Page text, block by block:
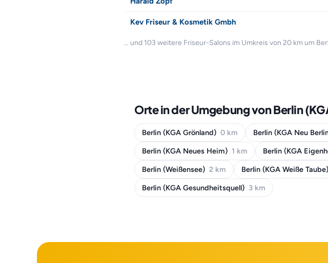
Kev Friseur & Kosmetik Gmbh
… und 103 weitere Friseur-Salons im Umkreis von 20 km um
Orte in der Umgebung von Berlin
Berlin (KGA Grönland) 0 km Berlin (KGA Neu
Berlin (KGA Neues Heim) 1 km Berlin (KGA
Berlin (Weißensee) 2 km Berlin (KGA Weiße Taube)
Berlin (KGA Gesundheitsquell) 3 km